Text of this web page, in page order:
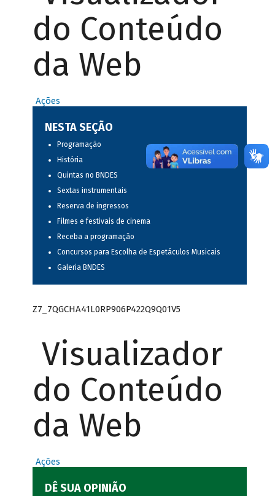
do Conteúdo
da Web
Ações
NESTA SEÇÃO
Programação
História
Quintas no BNDES
Sextas instrumentais
Reserva de ingressos
Filmes e festivais de cinema
Receba a programação
Concursos para Escolha de Espetáculos Musicais
Galeria BNDES
Z7_7QGCHA41L0RP906P422Q9Q01V5
Visualizador
do Conteúdo
da Web
Ações
DÊ SUA OPINIÃO